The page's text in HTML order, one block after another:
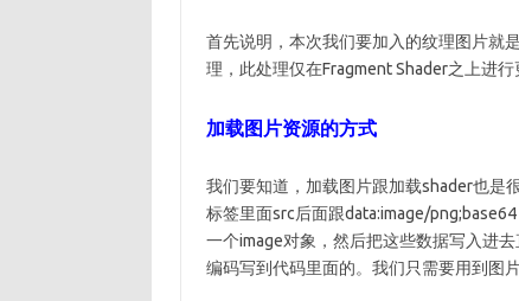
首先说明，本次我们要加入的纹理图片就
理，此处理仅在Fragment Shader之上进行
加载图片资源的方式
我们要知道，加载图片跟加载shader也是
标签里面src后面跟data:image/
一个image对象，然后把这些数据写入进
编码写到代码里面的。我们只需要用到图片